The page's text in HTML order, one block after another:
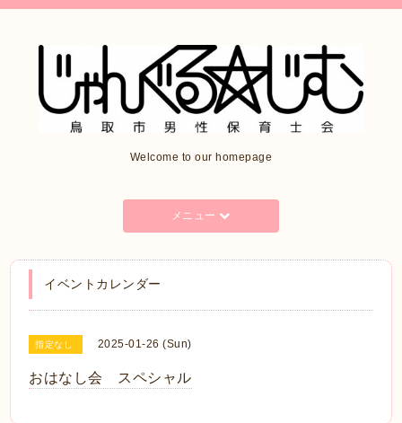
Welcome to our homepage
メニュー
イベントカレンダー
指定なし 2025-01-26 (Sun)
おはなし会 スペシャル